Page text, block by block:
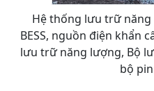
Hệ thống lưu trữ năng
BESS, nguồn điện khẩn
lưu trữ năng lượng, Bộ
bộ